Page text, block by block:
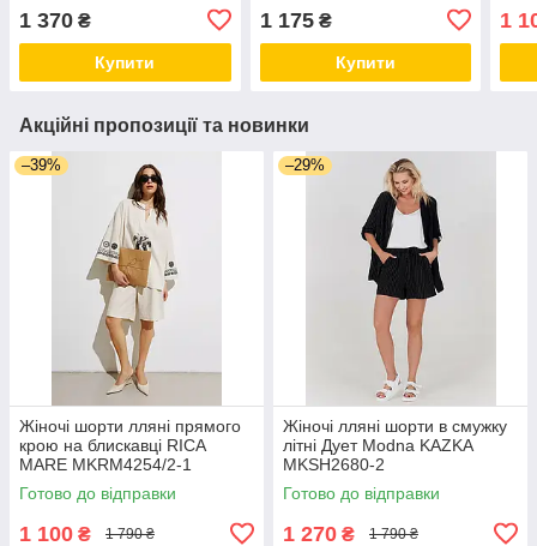
1 370 ₴
Купити
1 175₴
Купити
1
Акційні пропозиції та новинки
–39%
Жіночі шорти лляні прямого
крою на блискавці RICA
MARE MKRM4254/2-1
Готово до відправки
1 100 ₴ 1 790 ₴
–29%
Жіночі лляні шорти в смужку
літні Дует Modna KAZKA
MKSH2680-2
Готово до відправки
1 270 ₴ 1 790 ₴